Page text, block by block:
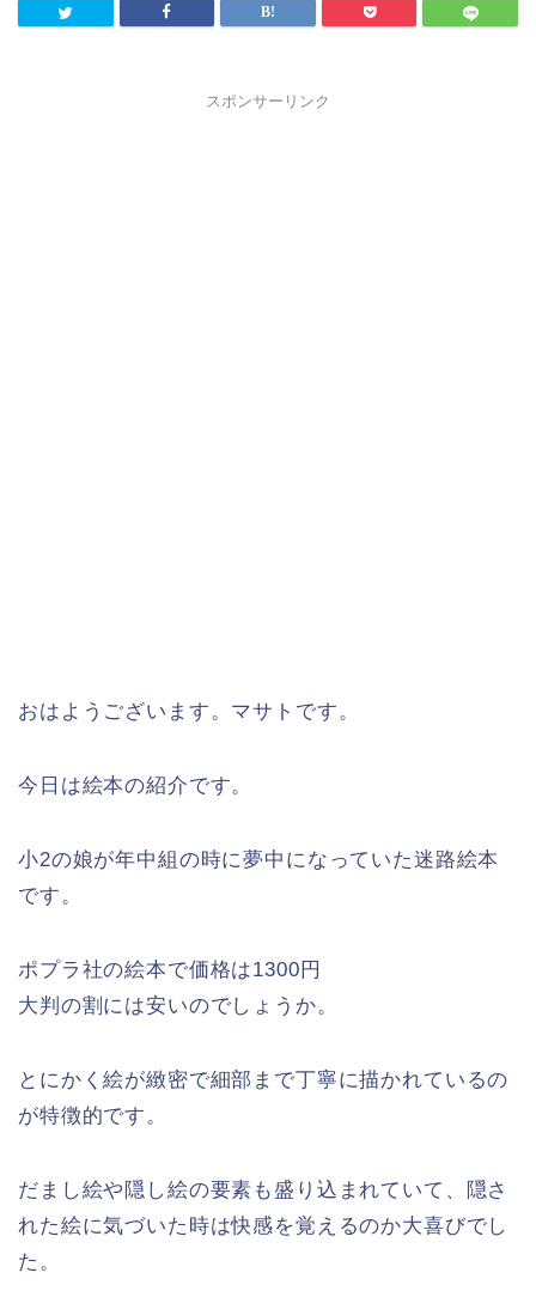
スポンサーリンク
おはようございます。マサトです。
今日は絵本の紹介です。
小2の娘が年中組の時に夢中になっていた迷路絵本
です。
ポプラ社の絵本で価格は1300円
大判の割には安いのでしょうか。
とにかく絵が緻密で細部まで丁寧に描かれているの
が特徴的です。
だまし絵や隠し絵の要素も盛り込まれていて、隠さ
れた絵に気づいた時は快感を覚えるのか大喜びでし
た。